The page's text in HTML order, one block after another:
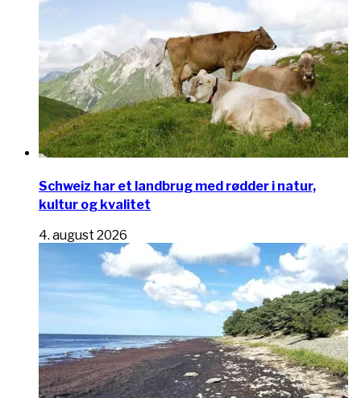
Schweiz har et landbrug med rødder i natur,
kultur og kvalitet
4. august 2026